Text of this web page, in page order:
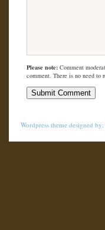
Please note: Comment
comment. There is no need to
Wordpress theme designed by: